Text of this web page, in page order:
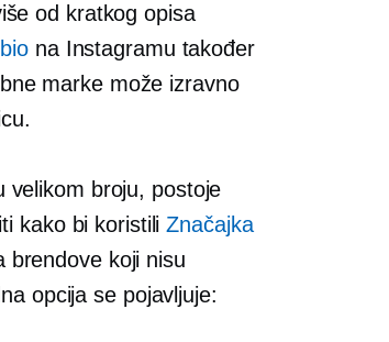
od kratkog opisa
na Instagramu također
marke može izravno
velikom broju, postoje
kako bi koristiliZnačajka
brendove koji nisu
opcija se pojavljuje: